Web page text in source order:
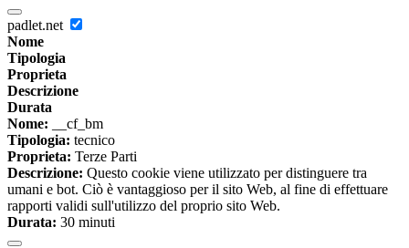
padlet.net
Nome
Tipologia
Proprieta
Descrizione
Durata
Nome: __cf_bm
Tipologia: tecnico
Proprieta: Terze Parti
Descrizione: Questo cookie viene utilizzato per distinguere tra
umani e bot. Ciò è vantaggioso per il sito Web, al fine di effettuare
rapporti validi sull'utilizzo del proprio sito Web.
Durata: 30 minuti